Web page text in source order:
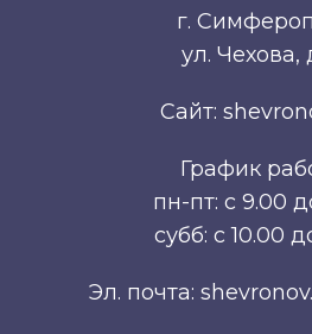
г.
ул. Чехова,
Сайт:
График
пн-пт: с 9.00
субб: с 10.00
Эл. почта: